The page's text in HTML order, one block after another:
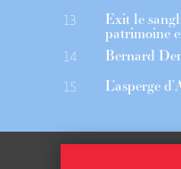
13 Exit le
patrimoine
14 Bernard
15 L’asperge